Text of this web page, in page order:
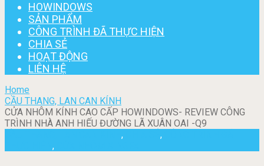
HOWINDOWS
SẢN PHẨM
CÔNG TRÌNH ĐÃ THỰC HIỆN
CHIA SẺ
HOẠT ĐỘNG
LIÊN HỆ
Home
CẦU THANG, LAN CAN KÍNH
CỬA NHÔM KÍNH CAO CẤP HOWINDOWS- REVIEW CÔNG
TRÌNH NHÀ ANH HIẾU ĐƯỜNG LÃ XUÂN OAI -Q9
, ,
,